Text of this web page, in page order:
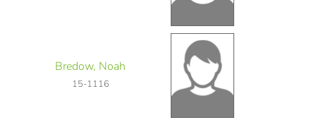
Bredow, Noah
15-1116